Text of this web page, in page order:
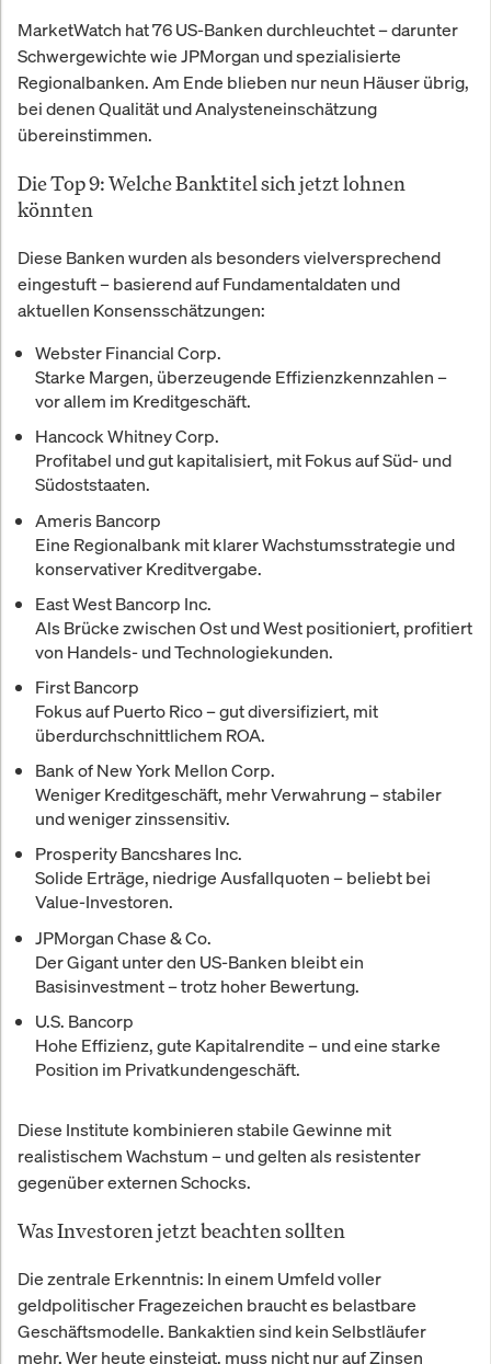
MarketWatch hat 76 US-Banken durchleuchtet – darunter
Schwergewichte wie JPMorgan und spezialisierte
Regionalbanken. Am Ende blieben nur neun Häuser übrig,
bei denen Qualität und Analysteneinschätzung
übereinstimmen.
Die Top 9: Welche Banktitel sich jetzt lohnen
könnten
Diese Banken wurden als besonders vielversprechend
eingestuft – basierend auf Fundamentaldaten und
aktuellen Konsensschätzungen:
Webster Financial Corp.
Starke Margen, überzeugende Effizienzkennzahlen –
vor allem im Kreditgeschäft.
Hancock Whitney Corp.
Profitabel und gut kapitalisiert, mit Fokus auf Süd- und
Südoststaaten.
Ameris Bancorp
Eine Regionalbank mit klarer Wachstumsstrategie und
konservativer Kreditvergabe.
East West Bancorp Inc.
Als Brücke zwischen Ost und West positioniert, profitiert
von Handels- und Technologiekunden.
First Bancorp
Fokus auf Puerto Rico – gut diversifiziert, mit
überdurchschnittlichem ROA.
Bank of New York Mellon Corp.
Weniger Kreditgeschäft, mehr Verwahrung – stabiler
und weniger zinssensitiv.
Prosperity Bancshares Inc.
Solide Erträge, niedrige Ausfallquoten – beliebt bei
Value-Investoren.
JPMorgan Chase & Co.
Der Gigant unter den US-Banken bleibt ein
Basisinvestment – trotz hoher Bewertung.
U.S. Bancorp
Hohe Effizienz, gute Kapitalrendite – und eine starke
Position im Privatkundengeschäft.
Diese Institute kombinieren stabile Gewinne mit
realistischem Wachstum – und gelten als resistenter
gegenüber externen Schocks.
Was Investoren jetzt beachten sollten
Die zentrale Erkenntnis: In einem Umfeld voller
geldpolitischer Fragezeichen braucht es belastbare
Geschäftsmodelle. Bankaktien sind kein Selbstläufer
mehr. Wer heute einsteigt, muss nicht nur auf Zinsen